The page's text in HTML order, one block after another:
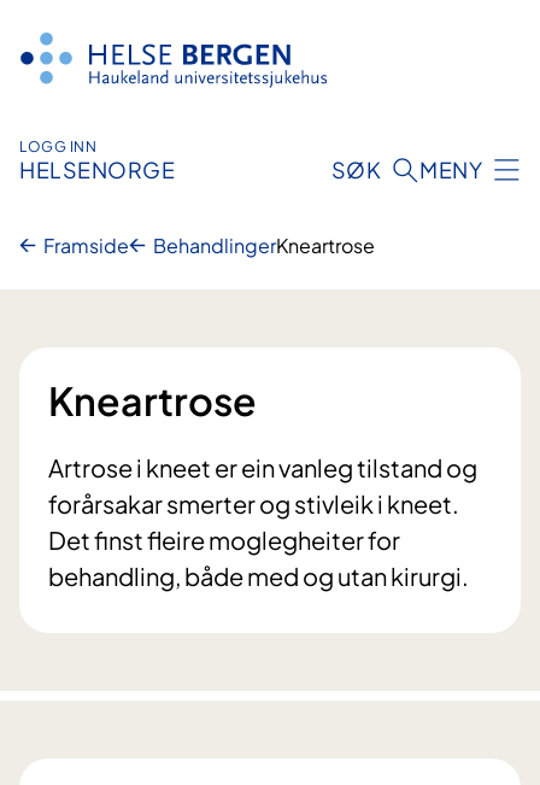
innhald
LOGG INN
HELSENORGE SØK MENY
Framside BehandlingerKneartrose
Kneartrose
Artrose i kneet er ein vanleg tilstand og
forårsakar smerter og stivleik i kneet.
Det finst fleire moglegheiter for
behandling, både med og utan kirurgi.